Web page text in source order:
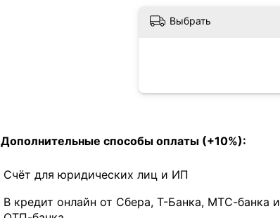
Выбрать
Дополнительные способы оплаты (+10%):
Счёт для юридических лиц и ИП
В кредит онлайн от Сбера, Т-Банка, МТС-банка и